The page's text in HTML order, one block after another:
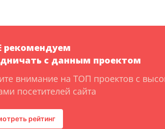
рекомендуем
с данным проектом
внимание на ТОП проектов с
посетителей сайта
рейтинг